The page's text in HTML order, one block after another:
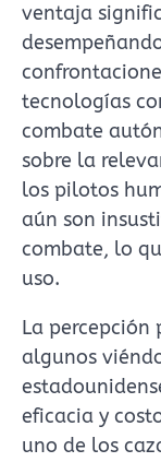
ventaja
tecnologías
combate
sobre la
los pilotos
aún son
combate, lo
uso.
La
algunos
eficacia y
uno de los